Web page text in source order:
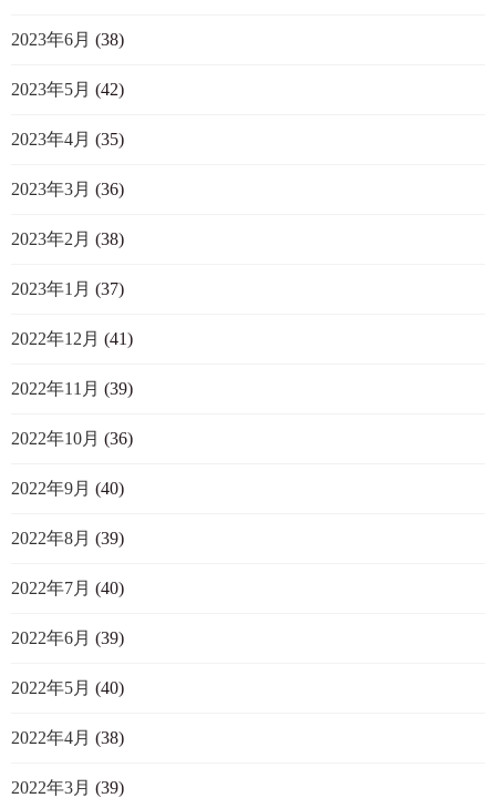
2023年6月 (38)
2023年5月 (42)
2023年4月 (35)
2023年3月 (36)
2023年2月 (38)
2023年1月 (37)
2022年12月 (41)
2022年11月 (39)
2022年10月 (36)
2022年9月 (40)
2022年8月 (39)
2022年7月 (40)
2022年6月 (39)
2022年5月 (40)
2022年4月 (38)
2022年3月 (39)